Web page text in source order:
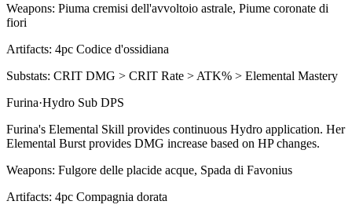
Weapons: Piuma cremisi dell'avvoltoio astrale, Piume coronate di
fiori
Artifacts: 4pc Codice d'ossidiana
Substats: CRIT DMG > CRIT Rate > ATK% > Elemental Mastery
Furina·Hydro Sub DPS
Furina's Elemental Skill provides continuous Hydro application. Her
Elemental Burst provides DMG increase based on HP changes.
Weapons: Fulgore delle placide acque, Spada di Favonius
Artifacts: 4pc Compagnia dorata